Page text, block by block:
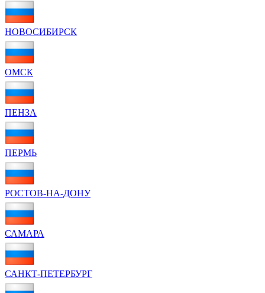
НОВОСИБИРСК
ОМСК
ПЕНЗА
ПЕРМЬ
РОСТОВ-НА-ДОНУ
САМАРА
САНКТ-ПЕТЕРБУРГ